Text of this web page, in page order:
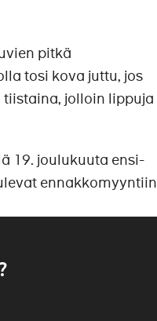
pitkä
tosi kova juttu, jos
jolloin lippuja
19. joulukuuta ensi-
ennakkomyyntiin